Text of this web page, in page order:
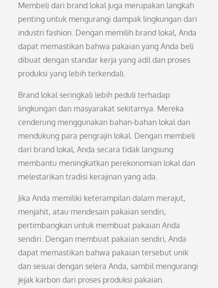
Membeli dari brand lokal juga merupakan langkah
penting untuk mengurangi dampak lingkungan dari
industri fashion. Dengan memilih brand lokal, Anda
dapat memastikan bahwa pakaian yang Anda beli
dibuat dengan standar kerja yang adil dan proses
produksi yang lebih terkendali.
Brand lokal seringkali lebih peduli terhadap
lingkungan dan masyarakat sekitarnya. Mereka
cenderung menggunakan bahan-bahan lokal dan
mendukung para pengrajin lokal. Dengan membeli
dari brand lokal, Anda secara tidak langsung
membantu meningkatkan perekonomian lokal dan
melestarikan tradisi kerajinan yang ada.
Jika Anda memiliki keterampilan dalam merajut,
menjahit, atau mendesain pakaian sendiri,
pertimbangkan untuk membuat pakaian Anda
sendiri. Dengan membuat pakaian sendiri, Anda
dapat memastikan bahwa pakaian tersebut unik
dan sesuai dengan selera Anda, sambil mengurangi
jejak karbon dari proses produksi pakaian.